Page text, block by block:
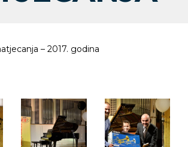
– 2017. godina